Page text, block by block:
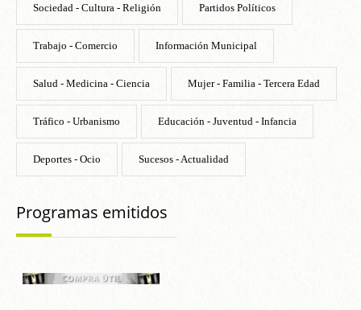
Sociedad - Cultura - Religión Partidos Políticos
Trabajo - Comercio Información Municipal
Salud - Medicina - Ciencia Mujer - Familia - Tercera Edad
Tráfico - Urbanismo Educación - Juventud - Infancia
Deportes - Ocio Sucesos - Actualidad
Programas emitidos